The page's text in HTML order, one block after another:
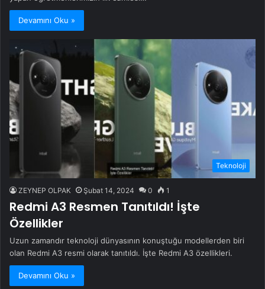
Devamını Oku »
Teknoloji
ZEYNEP OLPAK Şubat 14, 2024 0 1
Redmi A3 Resmen Tanıtıldı! İşte
Özellikler
Uzun zamandır teknoloji dünyasının konuştuğu modellerden biri
olan Redmi A3 resmi olarak tanıtıldı. İşte Redmi A3 özellikleri.
Devamını Oku »